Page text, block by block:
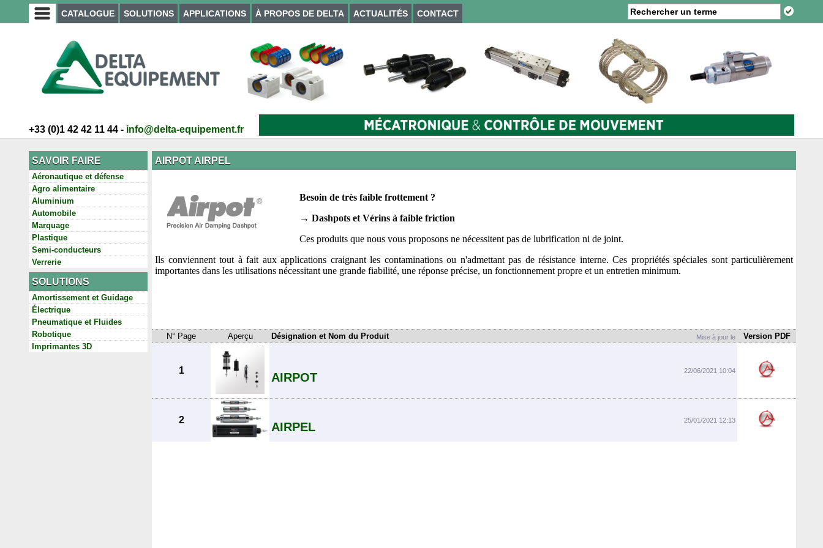
CATALOGUE SOLUTIONS APPLICATIONS À PROPOS DE DELTA ACTUALITÉS CONTACT
+33 (0)1 42 42 11 44 - info@delta-equipement.fr
SAVOIR FAIRE
Aéronautique et défense
Agro alimentaire
Aluminium
Automobile
Marquage
Plastique
Semi-conducteurs
Verrerie
SOLUTIONS
Amortissement et Guidage
Électrique
Pneumatique et Fluides
Robotique
Imprimantes 3D
AIRPOT AIRPEL
Besoin de très faible frottement ?
→ Dashpots et Vérins à faible friction
Ces produits que nous vous proposons ne nécessitent pas de lubrification ni de joint.
Ils conviennent tout à fait aux applications craignant les contaminations ou n'admettant pas de résistance interne. Ces propriétés spéciales sont particulièrement
importantes dans les utilisations nécessitant une grande fiabilité, une réponse précise, un fonctionnement propre et un entretien minimum.
N° Page Aperçu Désignation et Nom du Produit Mise à jour le Version PDF
1
AIRPOT 22/06/2021 10:04
2
AIRPEL 25/01/2021 12:13